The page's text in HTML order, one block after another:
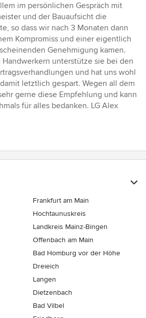
im persönlichen Gespräch mit
und der Bauaufsicht die
so dass wir nach 3 Monaten dann
Kompromiss und einer eigentlich
Genehmigung kamen.
unterstütze sie bei den
und hat uns wohl
letztlich gespart. Wegen all dem
gerne diese Empfehlung und kann
für alles bedanken. LG Alex
Frankfurt am Main
Hochtaunuskreis
Landkreis Mainz-Bingen
Offenbach am Main
Bad Homburg vor der Höhe
Dreieich
Langen
Dietzenbach
Bad Vilbel